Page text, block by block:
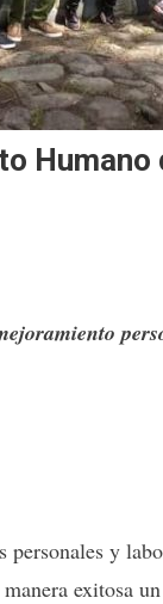
y
exitosa